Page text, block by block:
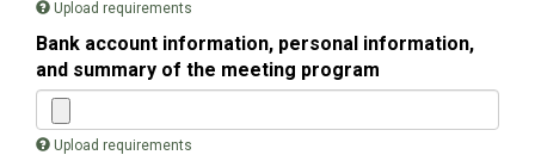
Upload requirements
Bank account information, personal information,
and summary of the meeting program
Upload requirements